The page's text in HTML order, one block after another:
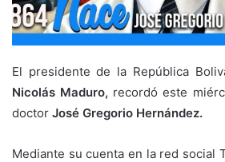
El presidente de la República
Nicolás Maduro, recordó este
doctor José Gregorio Hernández.
Mediante su cuenta en la red social